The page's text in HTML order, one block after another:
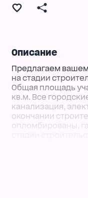
Описание
Предлагаем
на стадии
Общая площадь
кв.м. Все
канализация,
окончании
опломбированы,
Гарантии после
застройщика и
железобетонные